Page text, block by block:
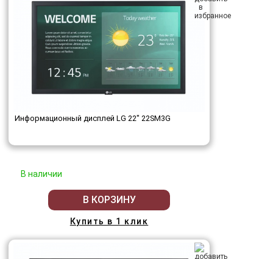
Информационный дисплей LG 22" 22SM3G
В наличии
В КОРЗИНУ
Купить в 1 клик